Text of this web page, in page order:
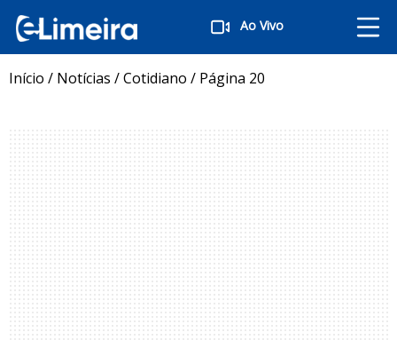
Ao Vivo
Início / Notícias /Cotidiano / Página 20